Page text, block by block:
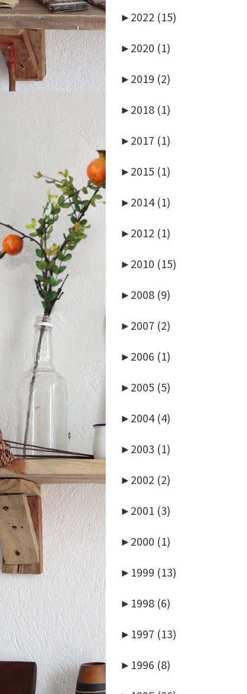
►2022 (15)
►2020 (1)
►2019 (2)
►2018 (1)
►2017 (1)
►2015 (1)
►2014 (1)
►2012 (1)
►2010 (15)
►2008 (9)
►2007 (2)
►2006 (1)
►2005 (5)
►2004 (4)
►2003 (1)
►2002 (2)
►2001 (3)
►2000 (1)
► 1999 (13)
► 1998 (6)
► 1997 (13)
► 1996 (8)